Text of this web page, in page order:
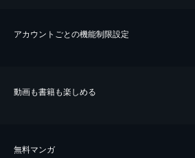
アカウントごとの機能制限設定
動画も書籍も楽しめる
無料マンガ